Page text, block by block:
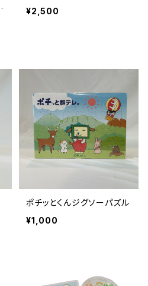
¥2,500
ポチッとくんジグソーパズル
¥1,000